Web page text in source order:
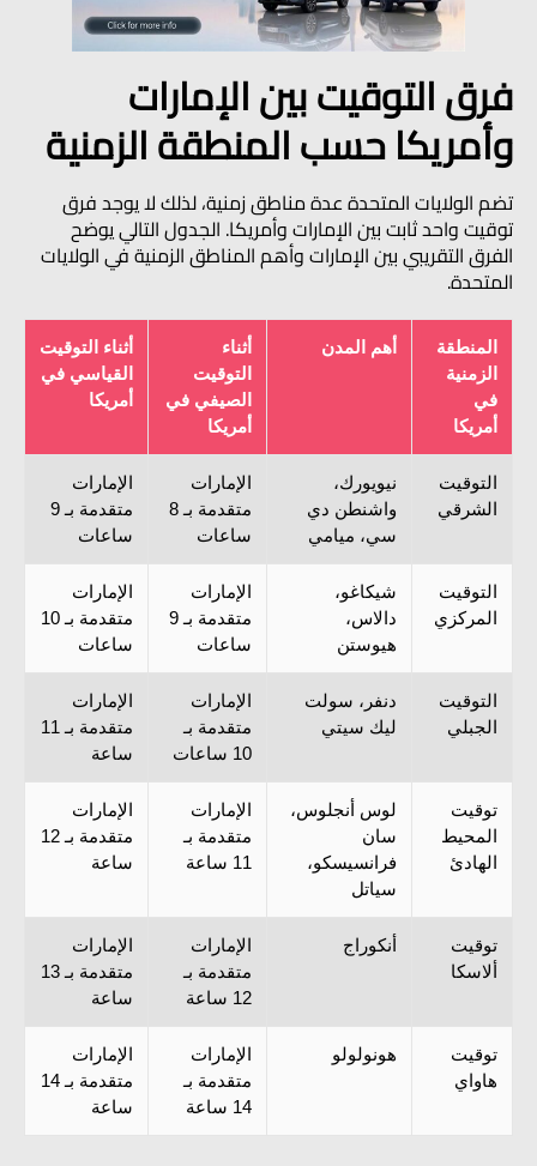
فرق التوقيت بين الإمارات
وأمريكا حسب المنطقة الزمنية
تضم الولايات المتحدة عدة مناطق زمنية، لذلك لا يوجد فرق
توقيت واحد ثابت بين الإمارات وأمريكا. الجدول التالي يوضح
الفرق التقريبي بين الإمارات وأهم المناطق الزمنية في الولايات
المتحدة.
المنطقة
الزمنية
في
أمريكا
أهم المدن
أثناء
التوقيت
الصيفي في
أمريكا
أثناء التوقيت
القياسي في
أمريكا
التوقيت
الشرقي
نيويورك،
واشنطن دي
سي، ميامي
الإمارات
متقدمة بـ 8
ساعات
الإمارات
متقدمة بـ 9
ساعات
التوقيت
المركزي
شيكاغو،
دالاس،
هيوستن
الإمارات
متقدمة بـ 9
ساعات
الإمارات
متقدمة بـ 10
ساعات
التوقيت
الجبلي
دنفر، سولت
ليك سيتي
الإمارات
متقدمة بـ
10 ساعات
الإمارات
متقدمة بـ 11
ساعة
توقيت
المحيط
الهادئ
لوس أنجلوس،
سان
فرانسيسكو،
سياتل
الإمارات
متقدمة بـ
11 ساعة
الإمارات
متقدمة بـ 12
ساعة
توقيت
ألاسكا
أنكوراج
الإمارات
متقدمة بـ
12 ساعة
الإمارات
متقدمة بـ 13
ساعة
توقيت
هاواي
هونولولو
الإمارات
متقدمة بـ
14 ساعة
الإمارات
متقدمة بـ 14
ساعة